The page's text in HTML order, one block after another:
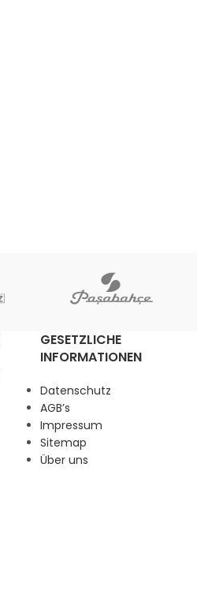
GESETZLICHE
INFORMATIONEN
Datenschutz
AGB’s
Impressum
Sitemap
Über uns